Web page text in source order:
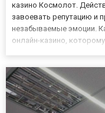
казино Космолот.
завоевать репутацию и
незабываемые эмоции.
онлайн-казино,
необходимая